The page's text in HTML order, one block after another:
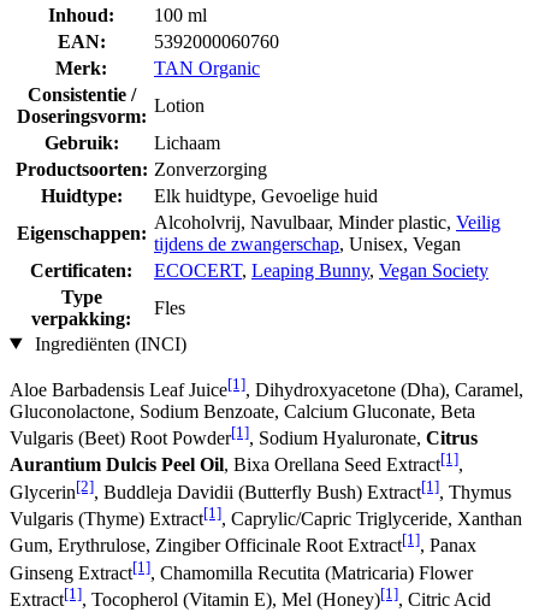
Inhoud:
100 ml
EAN:
5392000060760
Merk:
TAN Organic
Consistentie /
Doseringsvorm:
Lotion
Gebruik:
Lichaam
Productsoorten: Zonverzorging
Huidtype:
Elk huidtype, Gevoelige huid
Eigenschappen:
Alcoholvrij, Navulbaar, Minder plastic, Veilig
tijdens de zwangerschap, Unisex, Vegan
Certificaten:
ECOCERT, Leaping Bunny, Vegan Society
Type
verpakking:
Fles
Ingrediënten (INCI)
Aloe Barbadensis Leaf Juice[1], Dihydroxyacetone (Dha), Caramel,
Gluconolactone, Sodium Benzoate, Calcium Gluconate, Beta
Vulgaris (Beet) Root Powder[1], Sodium Hyaluronate, Citrus
Aurantium Dulcis Peel Oil, Bixa Orellana Seed Extract[1],
Glycerin[2], Buddleja Davidii (Butterfly Bush) Extract[1], Thymus
Vulgaris (Thyme) Extract[1], Caprylic/Capric Triglyceride, Xanthan
Gum, Erythrulose, Zingiber Officinale Root Extract[1], Panax
Ginseng Extract[1], Chamomilla Recutita (Matricaria) Flower
Extract[1], Tocopherol (Vitamin E), Mel (Honey)[1], Citric Acid